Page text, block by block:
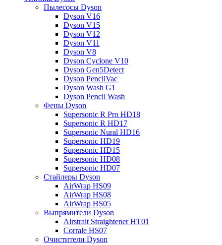
Пылесосы Dyson
Dyson V16
Dyson V15
Dyson V12
Dyson V11
Dyson V8
Dyson Cyclone V10
Dyson Gen5Detect
Dyson PencilVac
Dyson Wash G1
Dyson Pencil Wash
Фены Dyson
Supersonic R Pro HD18
Supersonic R HD17
Supersonic Nural HD16
Supersonic HD19
Supersonic HD15
Supersonic HD08
Supersonic HD07
Стайлеры Dyson
AirWrap HS09
AirWrap HS08
AirWrap HS05
Выпрямители Dyson
Airstrait Straightener HT01
Corrale HS07
Очистители Dyson